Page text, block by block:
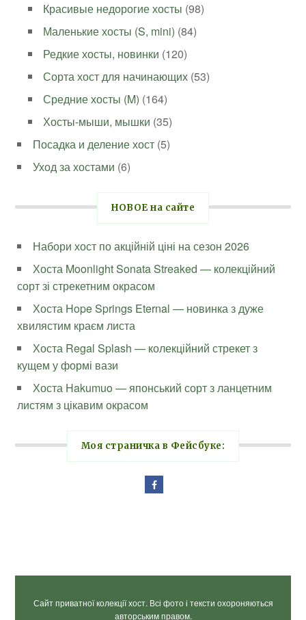
Красивые недорогие хосты (98)
Маленькие хосты (S, mini) (84)
Редкие хосты, новинки (120)
Сорта хост для начинающих (53)
Средние хосты (M) (164)
Хосты-мыши, мышки (35)
Посадка и деление хост (5)
Уход за хостами (6)
НОВОЕ на сайте
Набори хост по акційній ціні на сезон 2026
Хоста Moonlight Sonata Streaked — колекційний
сорт зі стрекетним окрасом
Хоста Hope Springs Eternal — новинка з дуже
хвилястим краєм листа
Хоста Regal Splash — колекційний стрекет з
кущем у формі вази
Хоста Hakumuo — японський сорт з ланцетним
листям з цікавим окрасом
Моя страничка в Фейсбуке:
Сайт приватної колекції хост. Всі фото і тексти охороняються
авторським правом.